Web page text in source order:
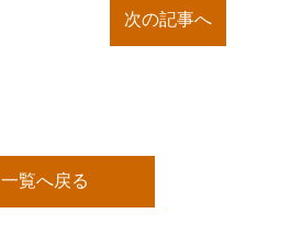
次の記事へ
一覧へ戻る